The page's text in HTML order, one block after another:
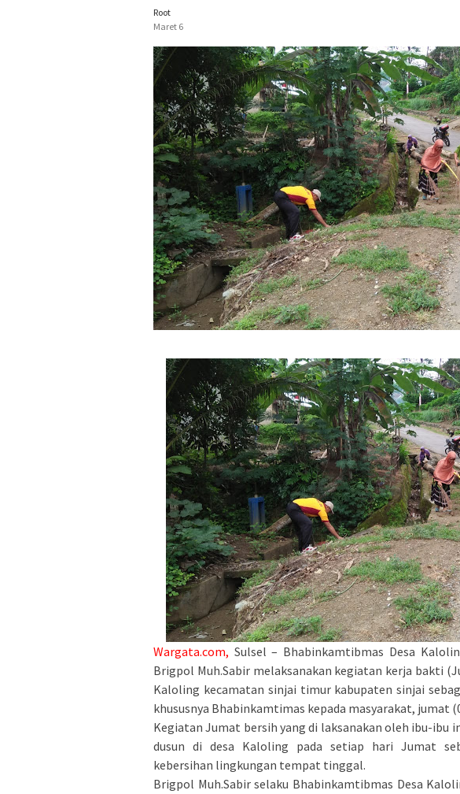
Root
Maret 6
Wargata.com, Sulsel – Bhabinkamtibmas Desa
Brigpol Muh.Sabir melaksanakan kegiatan kerja bakti
Kaloling kecamatan sinjai timur kabupaten sinjai
khususnya Bhabinkamtimas kepada masyarakat, jumat
Kegiatan Jumat bersih yang di laksanakan oleh ibu-ibu
dusun di desa Kaloling pada setiap hari Jumat
kebersihan lingkungan tempat tinggal.
Brigpol Muh.Sabir selaku Bhabinkamtibmas Desa